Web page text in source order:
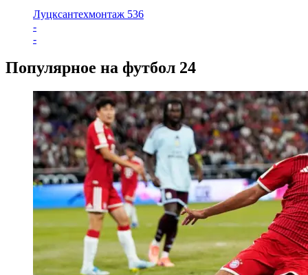
Луцксантехмонтаж 536
-
-
Популярное на футбол 24